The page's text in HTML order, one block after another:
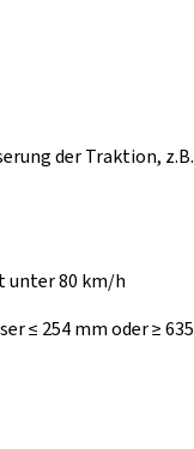
der Traktion, z.B.
unter 80 km/h
≤ 254 mm oder ≥ 635